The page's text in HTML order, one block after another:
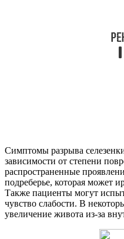
Симптомы разрыва
зависимости от степени
распространенные
подреберье, которая может
Также пациенты могут
чувство слабости. В
увеличение живота из-за